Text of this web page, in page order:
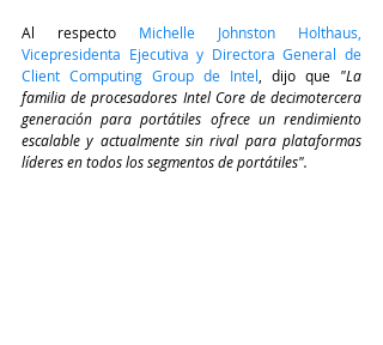
Al respecto
Michelle Johnston Holthaus,
Vicepresidenta Ejecutiva y Directora General de
Client Computing Group de Intel , dijo que "La
familia de procesadores Intel Core de decimotercera
generación para portátiles ofrece un rendimiento
escalable y actualmente sin rival para plataformas
líderes en todos los segmentos de portátiles".